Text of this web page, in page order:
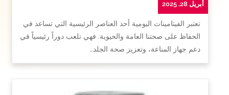
أبريل 28, 2025
تعتبر الفيتامينات اليومية أحد العناصر الرئيسية التي تساعد في
الحفاظ على صحتنا العامة والحيوية. فهي تلعب دوراً رئيسياً في
دعم جهاز المناعة، وتعزيز صحة الجلد…